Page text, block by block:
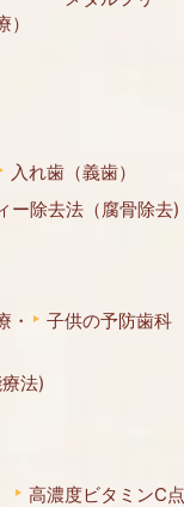
入れ歯（義歯）
ー除去法（腐骨除去)
・
子供の予防歯科
法)
高濃度ビタミンC